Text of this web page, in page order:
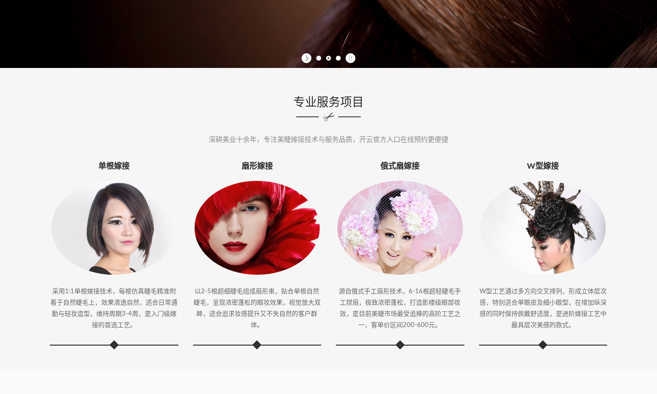
专业服务项目
深耕美业十余年，专注美睫嫁接技术与服务品质，开云官方入口在线预约更便捷
单根嫁接
采用1:1单根嫁接技术，每根仿真睫毛精准附
着于自然睫毛上，效果清透自然，适合日常通
勤与轻妆造型，维持周期3-4周，是入门级嫁
接的首选工艺。
扇形嫁接
以2-5根超细睫毛组成扇形束，贴合单根自然
睫毛，呈现浓密蓬松的眼妆效果，视觉放大双
眸，适合追求妆感提升又不失自然的客户群
体。
俄式扇嫁接
源自俄式手工扇形技术，6-16根超轻睫毛手
工捏扇，极致浓密蓬松，打造影楼级眼部妆
效，是目前美睫市场最受追捧的高阶工艺之
一，客单价区间200-600元。
W型嫁接
W型工艺通过多方向交叉排列，形成立体层次
感，特别适合单眼皮及细小眼型，在增加纵深
感的同时保持佩戴舒适度，是进阶嫁接工艺中
最具层次美感的款式。